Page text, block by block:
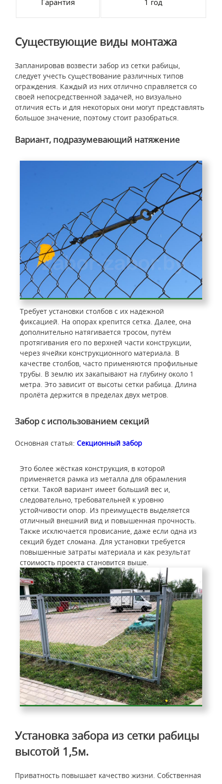
Гарантия 1 год
Существующие виды монтажа
Запланировав возвести забор из сетки рабицы,
следует учесть существование различных типов
ограждения. Каждый из них отлично справляется со
своей непосредственной задачей, но визуально
отличия есть и для некоторых они могут представлять
большое значение, поэтому стоит разобраться.
Вариант, подразумевающий натяжение
Требует установки столбов с их надежной
фиксацией. На опорах крепится сетка. Далее, она
дополнительно натягивается тросом, путём
протягивания его по верхней части конструкции,
через ячейки конструкционного материала. В
качестве столбов, часто применяются профильные
трубы. В землю их закапывают на глубину около 1
метра. Это зависит от высоты сетки рабица. Длина
пролёта держится в пределах двух метров.
Забор с использованием секций
Основная статья: Секционный забор
Это более жёсткая конструкция, в которой
применяется рамка из металла для обрамления
сетки. Такой вариант имеет больший вес и,
следовательно, требовательней к уровню
устойчивости опор. Из преимуществ выделяется
отличный внешний вид и повышенная прочность.
Также исключается провисание, даже если одна из
секций будет сломана. Для установки требуется
повышенные затраты материала и как результат
стоимость проекта становится выше.
Установка забора из сетки рабицы
высотой 1,5м.
Приватность повышает качество жизни. Собственная